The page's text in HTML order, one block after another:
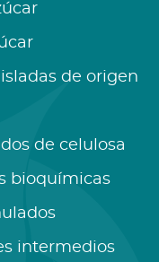
de origen
de celulosa
bioquímicas
intermedios